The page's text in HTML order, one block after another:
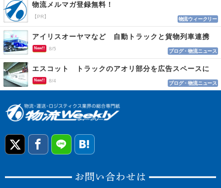
物流メルマガ登録無料！
【PR】 物流ウィークリー
アイリスオーヤマなど 自動トラックと貨物列車連携
New!! 8/5 ブログ・物流ニュース
エスコット トラックのアオリ部分を広告スペースに
New!! 8/4 ブログ・物流ニュース